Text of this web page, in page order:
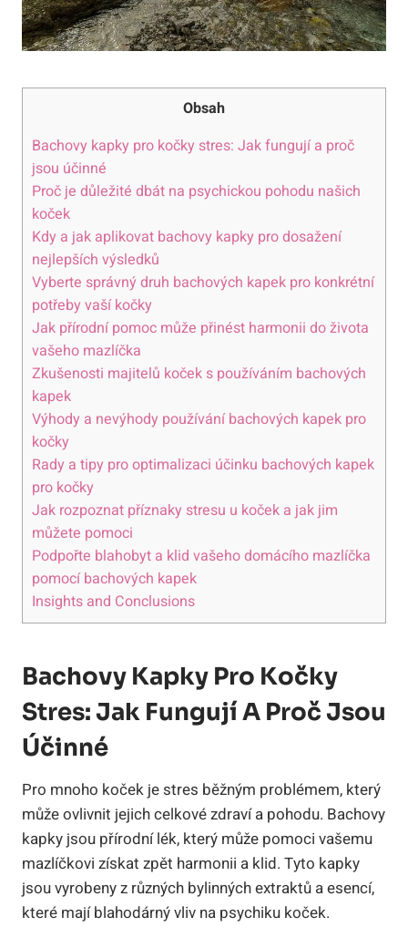
Obsah
Bachovy kapky pro kočky stres: Jak fungují a proč
jsou účinné
Proč je důležité dbát na psychickou pohodu našich
koček
Kdy a jak aplikovat bachovy kapky pro dosažení
nejlepších výsledků
Vyberte správný druh bachových kapek pro konkrétní
potřeby vaší kočky
Jak přírodní pomoc může přinést harmonii do života
vašeho mazlíčka
Zkušenosti majitelů koček s používáním bachových
kapek
Výhody a nevýhody používání bachových kapek pro
kočky
Rady a tipy pro optimalizaci účinku bachových kapek
pro kočky
Jak rozpoznat příznaky stresu u koček a jak jim
můžete pomoci
Podpořte blahobyt a klid vašeho domácího mazlíčka
pomocí bachových kapek
Insights and Conclusions
Bachovy Kapky Pro Kočky
Stres: Jak Fungují A Proč Jsou
Účinné
Pro mnoho koček je stres běžným problémem, který
může ovlivnit jejich celkové zdraví a pohodu. Bachovy
kapky jsou přírodní lék, který může pomoci vašemu
mazlíčkovi získat zpět harmonii a klid. Tyto kapky
jsou vyrobeny z různých bylinných extraktů a esencí,
které mají blahodárný vliv na psychiku koček.